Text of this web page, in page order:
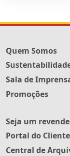
Quem Somos
Sala de
Promoções
Seja um
Portal do Cliente
Central de